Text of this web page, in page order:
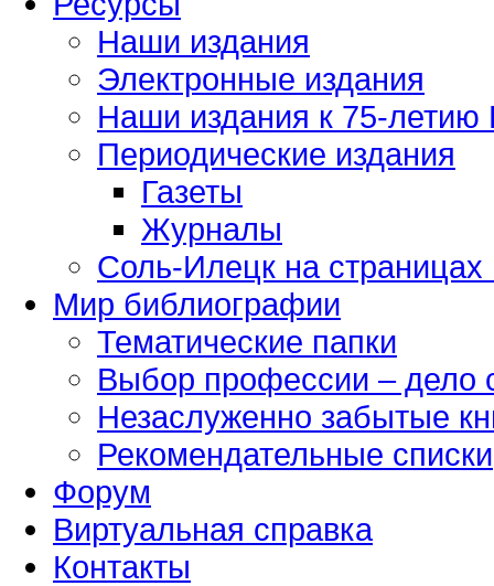
Наши издания
Электронные издания
Наши издания к 75-
Периодические издания
Газеты
Журналы
Соль-Илецк на
Мир библиографии
Тематические папки
Выбор профессии – дело
Незаслуженно забытые
Рекомендательные списки
Форум
Виртуальная справка
Контакты